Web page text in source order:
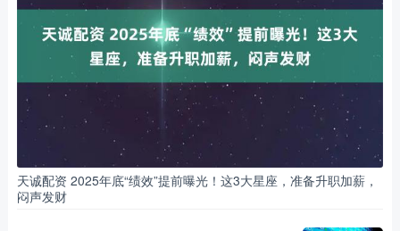
天诚配资 2025年底“绩效”提前曝光！这3大星座，准备升职加薪，
闷声发财